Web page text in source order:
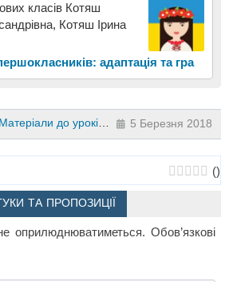
класів Котяш
Котяш Ірина
адаптація та гра
Матеріали до уроків Навчання грамоти
5 Березня 2018
()
ТА ПРОПОЗИЦІЇ
оприлюднюватиметься. Обов’язкові